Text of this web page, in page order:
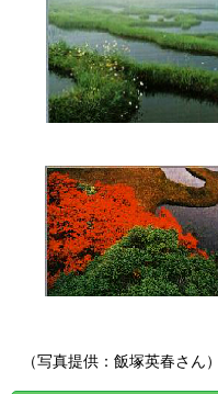
（写真提供：飯塚英春さん）